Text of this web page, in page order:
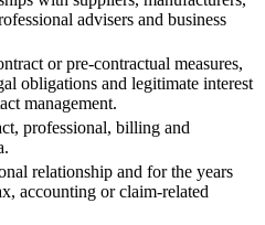
advisers and business
or pre-contractual measures,
obligations and legitimate interest
management.
professional, billing and
relationship and for the years
accounting or claim-related